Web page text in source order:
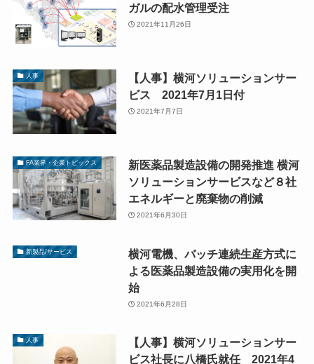
ガルの配水管理受注
2021年11月26日
人事
【人事】横河ソリューションサー
ビス 2021年7月1日付
2021年7月7日
FA業界・企業トピックス
新医薬品製造設備の開発推進 横河
ソリューションサービスなど８社
エネルギーと廃棄物の削減
2021年6月30日
新製品/サービス
横河電機、バッチ連続生産方式に
よる医薬品製造設備の実用化を開
始
2021年6月28日
人事
【人事】横河ソリューションサー
ビス社長に八橋氏就任 2021年4